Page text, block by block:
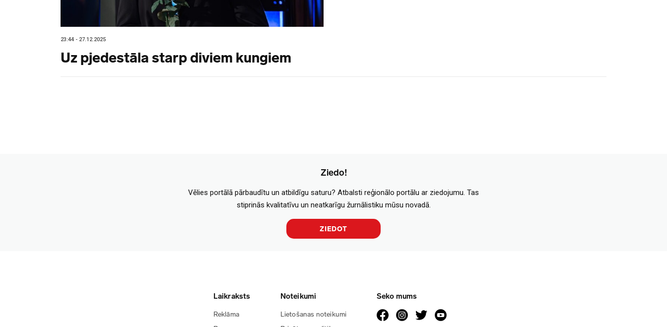
23:44 - 27.12.2025
Uz pjedestāla starp diviem kungiem
Ziedo!
Vēlies portālā pārbaudītu un atbildīgu saturu? Atbalsti reģionālo portālu ar ziedojumu. Tas
stiprinās kvalitatīvu un neatkarīgu žurnālistiku mūsu novadā.
ZIEDOT
Laikraksts
Reklāma
Noteikumi
Lietošanas noteikumi
Seko mums